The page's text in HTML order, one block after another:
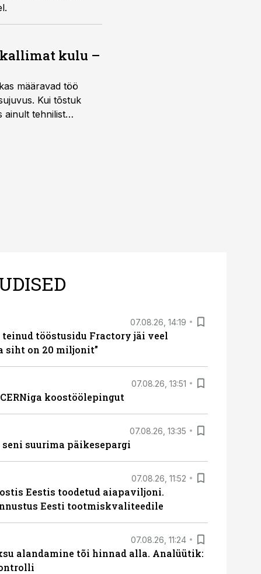
kallimat kulu –
määravad töö
Kui tõstuk
ainult tehnilist
07.08.26, 14:19
teinud tööstusidu Fractory jäi veel
siht on 20 miljonit”
07.08.26, 13:51
koostöölepingut
07.08.26, 13:35
suurima päikesepargi
07.08.26, 11:52
Eestis toodetud aiapaviljoni.
Eesti tootmiskvaliteedile
07.08.26, 11:24
alandamine tõi hinnad alla. Analüütik: